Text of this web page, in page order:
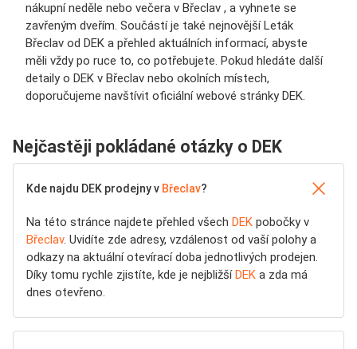
nákupní neděle nebo večera v Břeclav , a vyhnete se
zavřeným dveřím. Součástí je také nejnovější Leták
Břeclav od DEK a přehled aktuálních informací, abyste
měli vždy po ruce to, co potřebujete. Pokud hledáte další
detaily o DEK v Břeclav nebo okolních místech,
doporučujeme navštívit oficiální webové stránky DEK.
Nejčastěji pokládané otázky o DEK
Kde najdu DEK prodejny v Břeclav?
Na této stránce najdete přehled všech DEK pobočky v
Břeclav. Uvidíte zde adresy, vzdálenost od vaší polohy a
odkazy na aktuální otevírací doba jednotlivých prodejen.
Díky tomu rychle zjistíte, kde je nejbližšíDEK a zda má
dnes otevřeno.